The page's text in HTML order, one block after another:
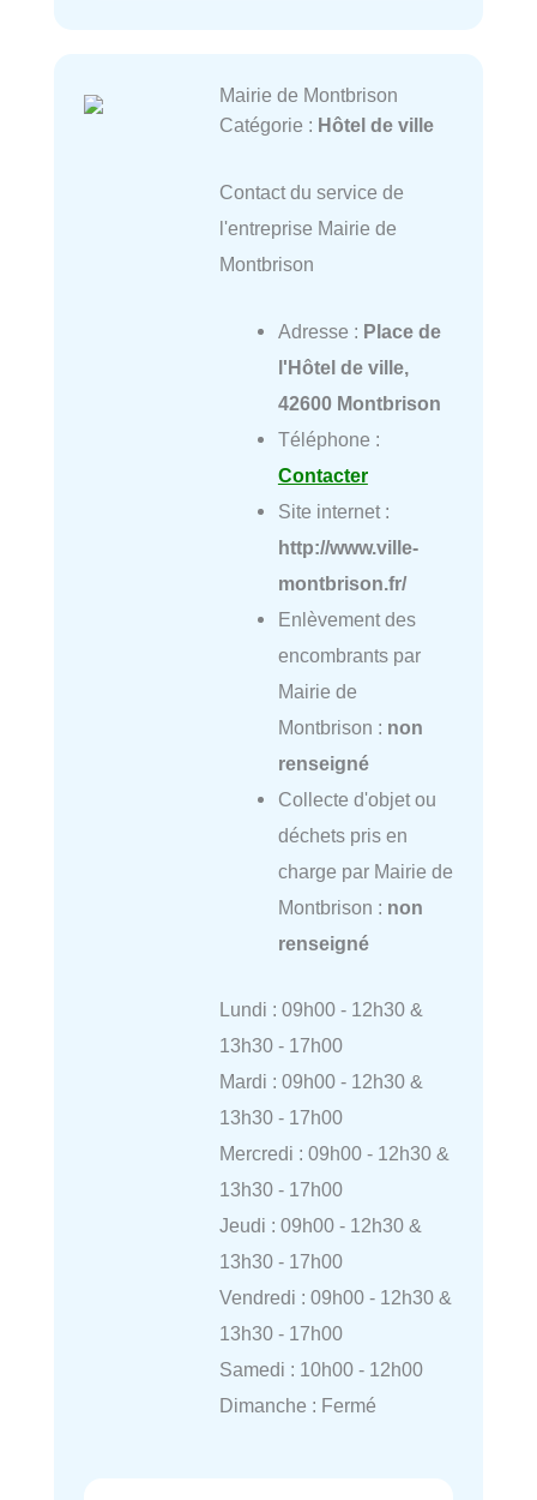
Mairie de Montbrison
Catégorie : Hôtel de ville
Contact du service de
l'entreprise Mairie de
Montbrison
Adresse : Place de
l'Hôtel de ville,
42600 Montbrison
Téléphone :
Contacter
Site internet :
http://www.ville-
montbrison.fr/
Enlèvement des
encombrants par
Mairie de
Montbrison : non
renseigné
Collecte d'objet ou
déchets pris en
charge par Mairie de
Montbrison : non
renseigné
Lundi : 09h00 - 12h30 &
13h30 - 17h00
Mardi : 09h00 - 12h30 &
13h30 - 17h00
Mercredi : 09h00 - 12h30 &
13h30 - 17h00
Jeudi : 09h00 - 12h30 &
13h30 - 17h00
Vendredi : 09h00 - 12h30 &
13h30 - 17h00
Samedi : 10h00 - 12h00
Dimanche : Fermé